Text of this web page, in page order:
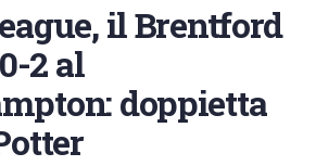
il Brentford
2 al
doppietta